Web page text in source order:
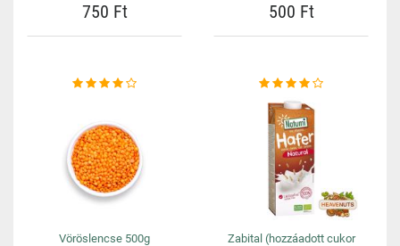
750 Ft 500 Ft
Vöröslencse 500g
Zabital (hozzáadott cukor